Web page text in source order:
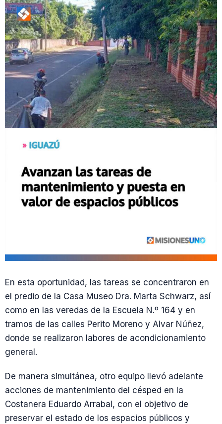
En esta oportunidad, las tareas se concentraron en
el predio de la Casa Museo Dra. Marta Schwarz, así
como en las veredas de la Escuela N.º 164 y en
tramos de las calles Perito Moreno y Alvar Núñez,
donde se realizaron labores de acondicionamiento
general.
De manera simultánea, otro equipo llevó adelante
acciones de mantenimiento del césped en la
Costanera Eduardo Arrabal, con el objetivo de
preservar el estado de los espacios públicos y